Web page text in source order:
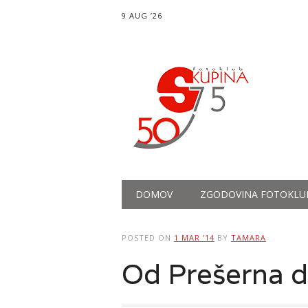
9 AUG ’26
Main menu
DOMOV ZGODOVINA
POSTED ON 1 MAR ’14 BY TAMARA
Od Prešerna